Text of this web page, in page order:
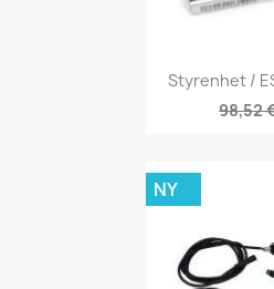

Styrenhet /
98,52
NY